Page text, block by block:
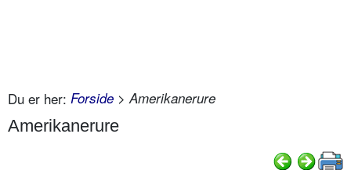
Du er her: Forside > Amerikanerure
Amerikanerure